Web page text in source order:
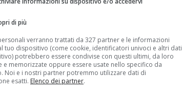
ricambio generazionale e
Leggi di più
di più
verranno trattati da 327 partner e le informazioni
tuo dispositivo (come cookie, identificatori univoci e altri dati
potrebbero essere condivise con questi ultimi, da loro
e memorizzate oppure essere usate nello specifico da
Noi e i nostri partner potremmo utilizzare dati di
esatti. Elenco dei partner.